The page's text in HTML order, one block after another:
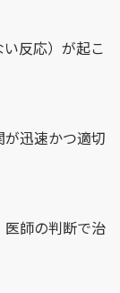
反応）が起こ
迅速かつ適切
医師の判断で治